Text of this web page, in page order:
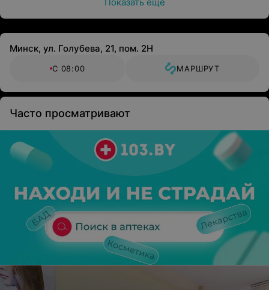
Минск, ул. Голубева, 21, пом. 2Н
С 08:00 МАРШРУТ
Часто просматривают